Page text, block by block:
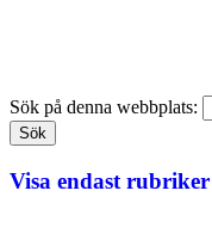
Sök på denna webbplats:
Visa endast rubriker